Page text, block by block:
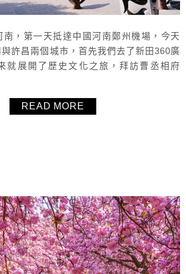
南，第一天抵達中國河南鄭州機場，今天
許昌兩個城市，首先我們去了新田360廣
就展開了歷史文化之旅，拜訪曹丞相府
READ MORE